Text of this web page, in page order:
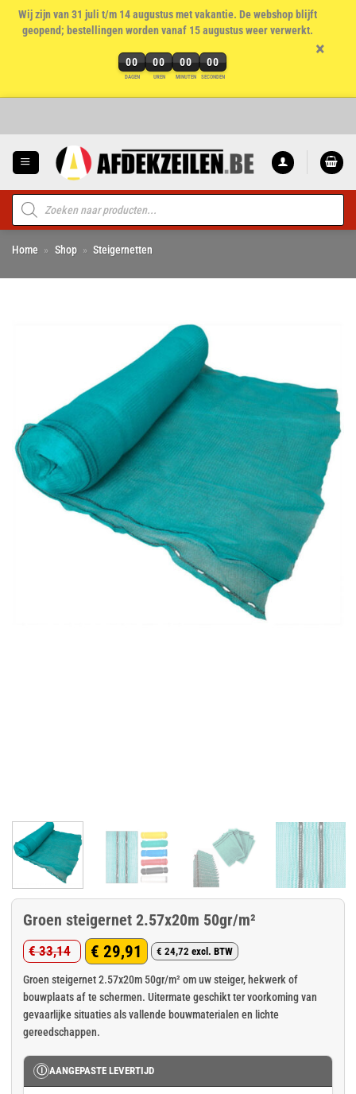
Wij zijn van 31 juli t/m 14 augustus met vakantie. De webshop blijft
geopend; bestellingen worden vanaf 15 augustus weer verwerkt.
00
DAGEN
00
UREN
00
MINUTEN
00
SECONDEN
×
Producten
zoeken
Home » Shop » Steigernetten
Groen steigernet 2.57x20m 50gr/m²
€33,14
Oorspronkelijke
prijs
was:
€ 33,14.
€ 29,91
Huidige
prijs
is:
€ 29,91.
€ 24,72 excl. BTW
Groen steigernet 2.57x20m 50gr/m² om uw steiger, hekwerk of
bouwplaats af te schermen. Uitermate geschikt ter voorkoming van
gevaarlijke situaties als vallende bouwmaterialen en lichte
gereedschappen.
Ⓘ AANGEPASTE LEVERTIJD